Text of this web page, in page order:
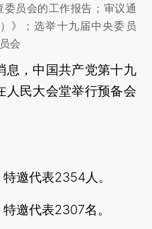
员会的工作报告；审议通
》；选举十九届中央委员
会
息，中国共产党第十九
人民大会堂举行预备会
邀代表2354人。
邀代表2307名。